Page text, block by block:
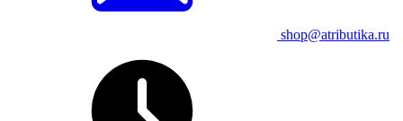
shop@atributika.ru